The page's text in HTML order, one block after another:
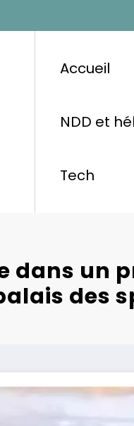
Accueil
NDD et
Tech
dans un
des